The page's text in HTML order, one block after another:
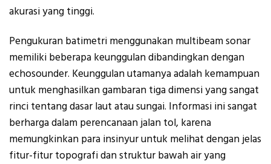
akurasi yang tinggi.
Pengukuran batimetri menggunakan multibeam sonar
memiliki beberapa keunggulan dibandingkan dengan
echosounder. Keunggulan utamanya adalah kemampuan
untuk menghasilkan gambaran tiga dimensi yang sangat
rinci tentang dasar laut atau sungai. Informasi ini sangat
berharga dalam perencanaan jalan tol, karena
memungkinkan para insinyur untuk melihat dengan jelas
fitur-fitur topografi dan struktur bawah air yang